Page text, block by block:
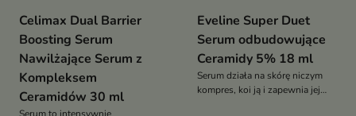
Celimax Dual Barrier
Boosting Serum
Nawilżające Serum z
Kompleksem
Ceramidów 30 ml
Eveline Super Duet
Serum odbudowujące
Ceramidy 5% 18 ml
Serum działa na skórę niczym
kompres, koi ją i zapewnia jej